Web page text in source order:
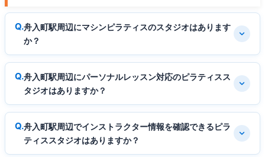
舟入町駅周辺にマシンピラティスのスタジオはあります
か？
舟入町駅周辺にパーソナルレッスン対応のピラティスス
タジオはありますか？
舟入町駅周辺でインストラクター情報を確認できるピラ
ティススタジオはありますか？